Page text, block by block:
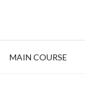
MAIN COURSE